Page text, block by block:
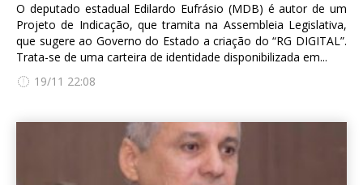
O deputado estadual Edilardo Eufrásio (MDB) é autor de um
Projeto de Indicação, que tramita na Assembleia Legislativa,
que sugere ao Governo do Estado a criação do “RG DIGITAL”.
Trata-se de uma carteira de identidade disponibilizada em...
19/11 22:08